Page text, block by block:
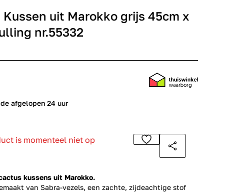
Kussen uit Marokko grijs 45cm x
nr.55332
afgelopen 24 uur
is momenteel niet op
kussens uit Marokko.
van Sabra-vezels, een zachte, zijdeachtige stof